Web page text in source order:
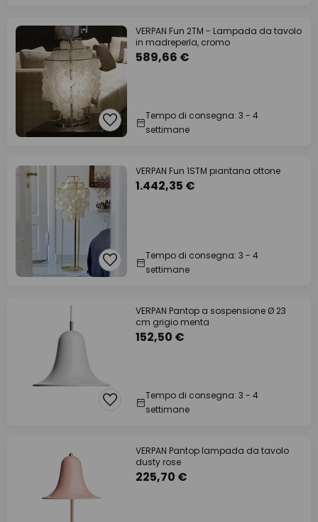
VERPAN Fun 2TM - Lampada da tavolo
in madreperla, cromo
589,66 €
Tempo di consegna: 3 - 4
settimane
VERPAN Fun 1STM piantana ottone
1.442,35 €
Tempo di consegna: 3 - 4
settimane
VERPAN Pantop a sospensione Ø 23
cm grigio menta
152,50 €
Tempo di consegna: 3 - 4
settimane
VERPAN Pantop lampada da tavolo
dusty rose
225,70 €